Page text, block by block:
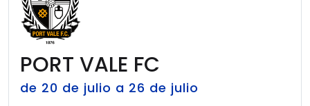
PORT VALE FC
de 20 de julio a 26 de julio